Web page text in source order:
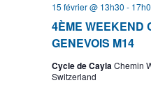
4ÈME WEEKEND
GENEVOIS M14
15 février @ 13h30 -
Cycle de CaylaChemin
Switzerland